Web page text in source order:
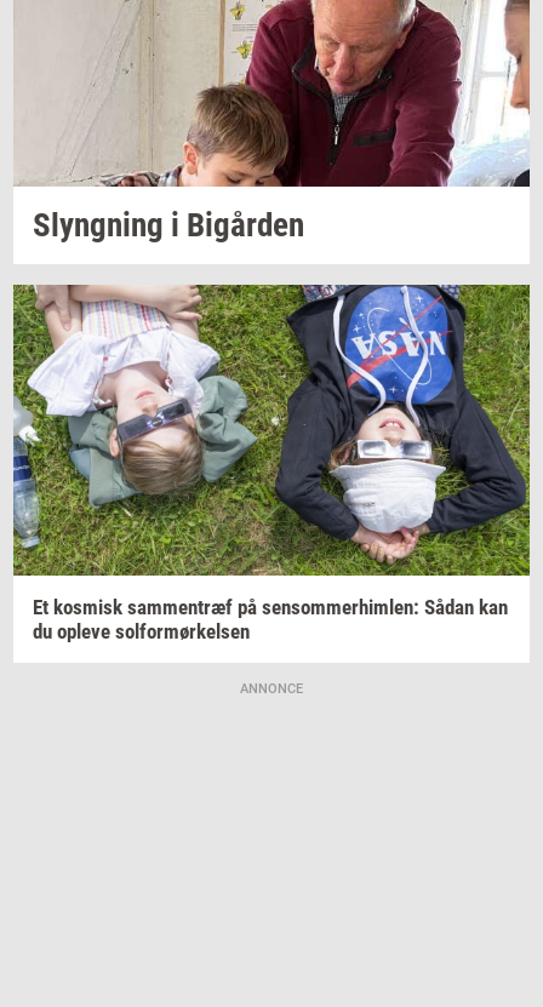
Slyng­ning i Bi­går­den
Et kos­misk sam­men­træf på sen­som­mer­him­len: Sådan kan
du op­le­ve sol­for­mør­kel­sen
ANNONCE